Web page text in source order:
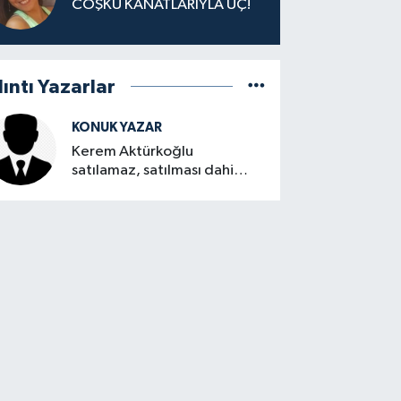
COŞKU KANATLARIYLA UÇ!
Yazarlar
KONUK YAZAR
Kerem Aktürkoğlu
satılamaz, satılması dahi